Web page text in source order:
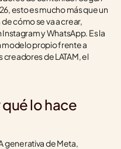
esto es mucho más que un
cómo se va a crear,
y WhatsApp. Es la
modelo propio frente a
de LATAM, el
qué lo hace
generativa de Meta,